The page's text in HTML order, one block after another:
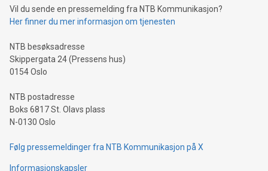
neutral payment systems support humanitarian
projects.Carbon Footprint: Compare Bitcoin's environmental
event and dive into the critical topics of Bitcoin
Vil du sende en pressemelding fra NTB Kommunikasjon?
Her finner du mer informasjon om tjenesten
NTB besøksadresse
Skippergata 24 (Pressens hus)
0154 Oslo
NTB postadresse
Boks 6817 St. Olavs plass
N-0130 Oslo
Følg pressemeldinger fra NTB Kommunikasjon på X
Informasjonskapsler